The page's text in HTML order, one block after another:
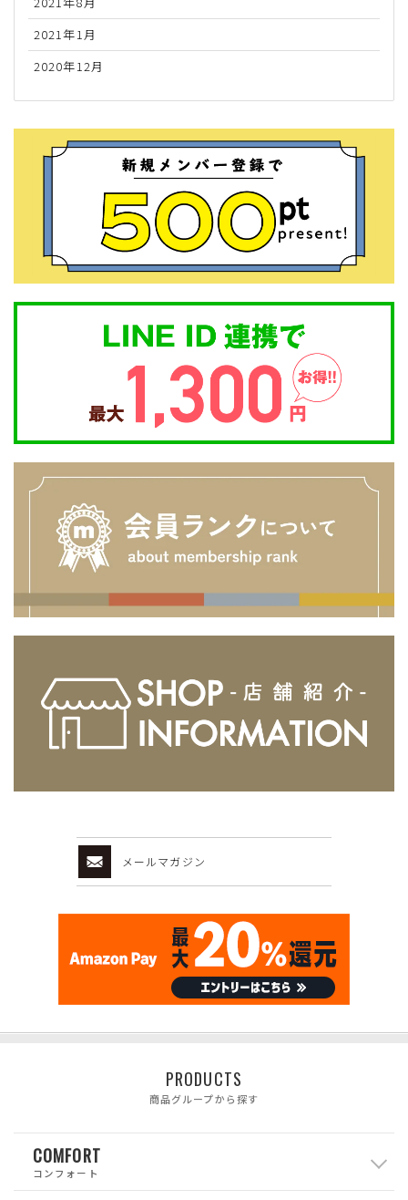
2021年1月
2020年12月
メールマガジン
PRODUCTS
商品グループから探す
COMFORT
コンフォート